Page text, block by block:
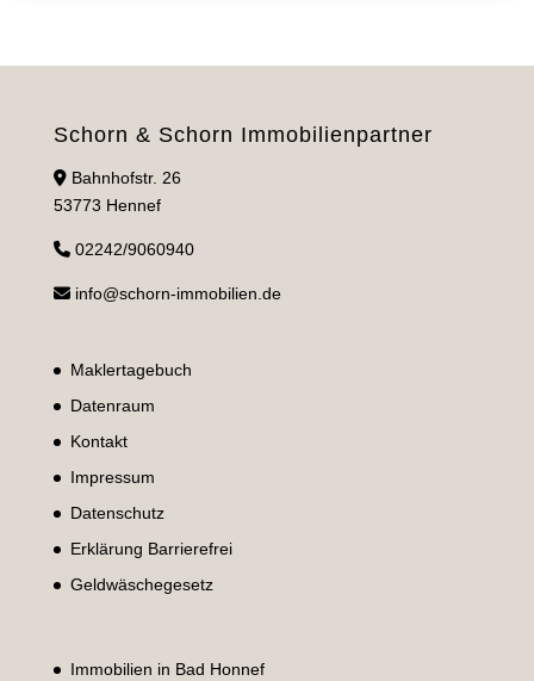
Schorn & Schorn Immobilienpartner
Bahnhofstr. 26
53773 Hennef
02242/9060940
info@schorn-immobilien.de
Maklertagebuch
Datenraum
Kontakt
Impressum
Datenschutz
Erklärung Barrierefrei
Geldwäschegesetz
Immobilien in Bad Honnef